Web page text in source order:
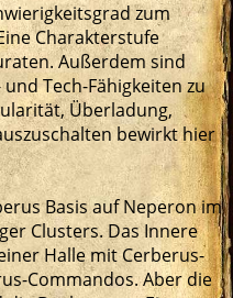
zum
Charakterstufe
Außerdem sind
Tech-Fähigkeiten zu
Überladung,
bewirkt hier
Basis auf Neperon im
Clusters. Das Innere
Halle mit Cerberus-
Commandos. Aber die